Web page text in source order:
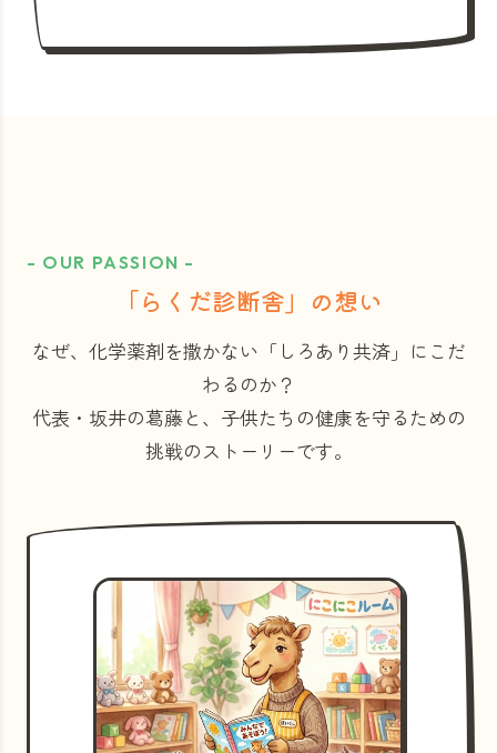
- OUR PASSION -
「らくだ診断舎」の想い
なぜ、化学薬剤を撒かない「しろあり共済」にこだ
わるのか？
代表・坂井の葛藤と、子供たちの健康を守るための
挑戦のストーリーです。